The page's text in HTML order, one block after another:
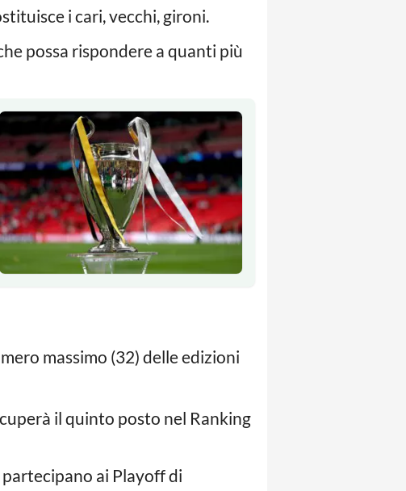
i cari, vecchi, gironi.
possa rispondere a quanti più
massimo (32) delle edizioni
il quinto posto nel Ranking
partecipano ai Playoff di